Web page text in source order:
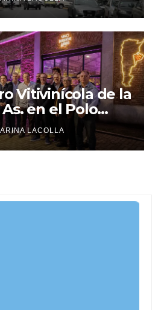
Vitivinícola de la
en el Polo
de Malvinas
LACOLLA